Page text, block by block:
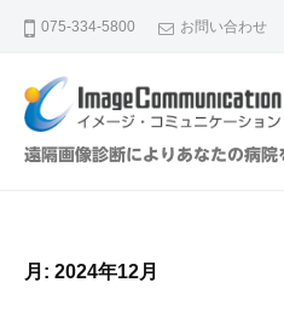
075-334-5800 お問い合わせ
イ
・
遠隔画像診断によりあなたの病院
月: 2024年12月
メ
ジ
・
コ
ケ